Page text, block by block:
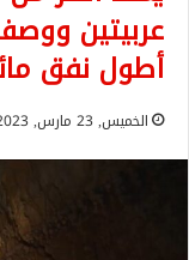
عربيتين
أطول نفق
الخميس, 23 مارس, 2023